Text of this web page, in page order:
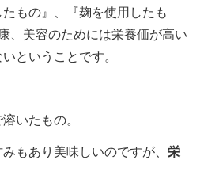
もの』、『麹を使用したも
、美容のためには栄養価が高い
ということです。
いたもの。
もあり美味しいのですが、 栄